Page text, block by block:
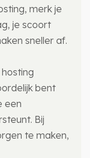
merk je
je scoort
sneller af.
bent
een
Bij
te maken,